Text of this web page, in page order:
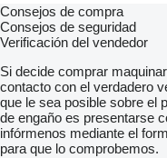
Consejos de compra
Consejos de seguridad
Verificación del vendedor
Si decide comprar
contacto con el verdadero
que le sea posible sobre el
de engaño es presentarse
infórmenos mediante el
para que lo comprobemos.